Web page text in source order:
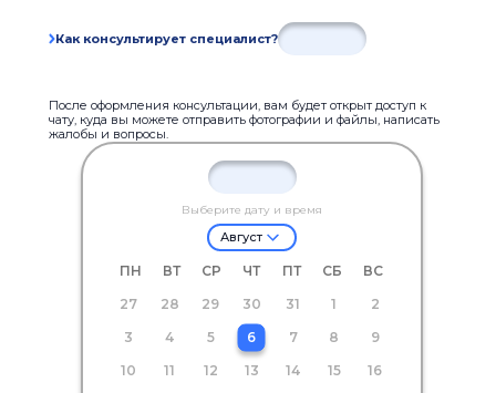
Как консультирует специалист?
После оформления консультации, вам будет открыт доступ к
чату, куда вы можете отправить фотографии и файлы, написать
жалобы и вопросы.
Выберите дату и время
Август
ПН ВТ СР ЧТ ПТ СБ
ВС
27
28 29 30 31 1
2
3
4 5 6 7 8
9
10
11 12 13 14 15
16